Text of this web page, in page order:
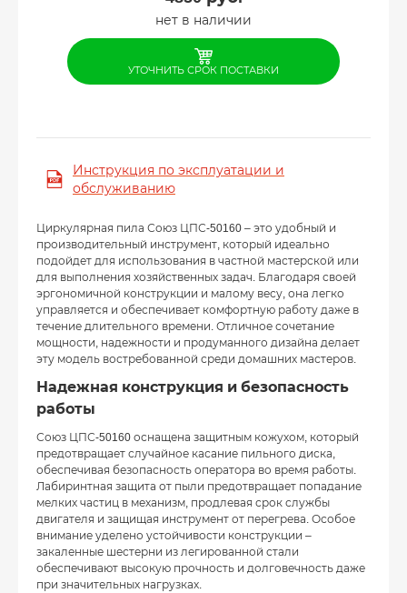
нет в наличии
УТОЧНИТЬ СРОК ПОСТАВКИ
Инструкция по эксплуатации и
обслуживанию
Циркулярная пила Союз ЦПС-50160 – это удобный и
производительный инструмент, который идеально
подойдет для использования в частной мастерской или
для выполнения хозяйственных задач. Благодаря своей
эргономичной конструкции и малому весу, она легко
управляется и обеспечивает комфортную работу даже в
течение длительного времени. Отличное сочетание
мощности, надежности и продуманного дизайна делает
эту модель востребованной среди домашних мастеров.
Надежная конструкция и безопасность
работы
Союз ЦПС-50160 оснащена защитным кожухом, который
предотвращает случайное касание пильного диска,
обеспечивая безопасность оператора во время работы.
Лабиринтная защита от пыли предотвращает попадание
мелких частиц в механизм, продлевая срок службы
двигателя и защищая инструмент от перегрева. Особое
внимание уделено устойчивости конструкции –
закаленные шестерни из легированной стали
обеспечивают высокую прочность и долговечность даже
при значительных нагрузках.